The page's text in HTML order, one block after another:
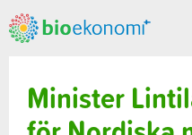
Minister